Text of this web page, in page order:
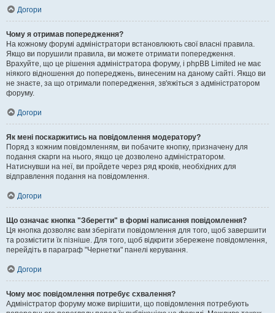
Догори
Чому я отримав попередження?
На кожному форумі адміністратори встановлюють свої власні правила.
Якщо ви порушили правила, ви можете отримати попередження.
Врахуйте, що це рішення адміністратора форуму, і phpBB Limited не має
ніякого відношення до попереджень, винесеним на даному сайті. Якщо ви
не знаєте, за що отримали попередження, зв'яжіться з адміністратором
форуму.
Догори
Як мені поскаржитись на повідомлення модератору?
Поряд з кожним повідомленням, ви побачите кнопку, призначену для
подання скарги на нього, якщо це дозволено адміністратором.
Натиснувши на неї, ви пройдете через ряд кроків, необхідних для
відправлення подання на повідомлення.
Догори
Що означає кнопка "Зберегти" в формі написання повідомлення?
Ця кнопка дозволяє вам зберігати повідомлення для того, щоб завершити
та розмістити їх пізніше. Для того, щоб відкрити збережене повідомлення,
перейдіть в параграф "Чернетки" панелі керування.
Догори
Чому моє повідомлення потребує схвалення?
Адміністратор форуму може вирішити, що повідомлення потребують